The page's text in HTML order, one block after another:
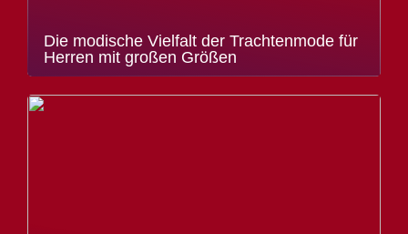
Die modische Vielfalt der Trachtenmode für
Herren mit großen Größen